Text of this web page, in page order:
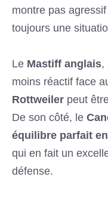
montre pas
toujours une
Le Mastiff anglais,
moins réactif face
Rottweiler peut
De son côté, le
équilibre parfait
qui en fait un
défense.